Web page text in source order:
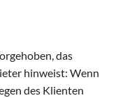
das
hinweist: Wenn
des Klienten